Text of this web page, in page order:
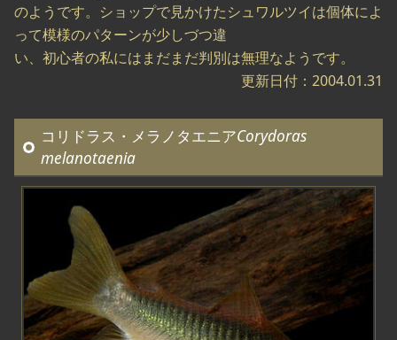
のようです。ショップで見かけたシュワルツイは個体によ
って模様のパターンが少しづつ違
い、初心者の私にはまだまだ判別は無理なようです。
更新日付：2004.01.31
コリドラス・メラノタエニアCorydoras
melanotaenia